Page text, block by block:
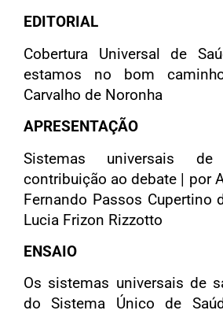
EDITORIAL
Cobertura Universal de
estamos no bom
Carvalho de Noronha
APRESENTAÇÃO
Sistemas universais
contribuição ao debate | por
Fernando Passos Cupertino
Lucia Frizon Rizzotto
ENSAIO
Os sistemas universais de
do Sistema Único de